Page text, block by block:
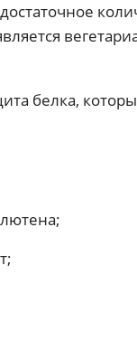
белка,